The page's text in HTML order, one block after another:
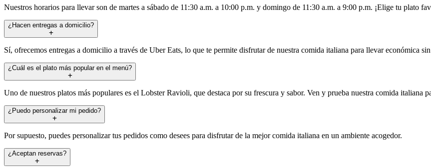
Nuestros horarios para llevar son de martes a sábado de 11:30 a.m. a 10:00 p.m. y domingo de 11:30 a.m. a 9:00 p.m. ¡Elige tu plato
¿Hacen entregas a domicilio?
Sí, ofrecemos entregas a domicilio a través de Uber Eats, lo que te permite disfrutar de nuestra comida italiana para llevar económica
¿Cuál es el plato más popular en el menú?
Uno de nuestros platos más populares es el Lobster Ravioli, que destaca por su frescura y sabor. Ven y prueba nuestra comida italiana
¿Puedo personalizar mi pedido?
Por supuesto, puedes personalizar tus pedidos como desees para disfrutar de la mejor comida italiana en un ambiente acogedor.
¿Aceptan reservas?